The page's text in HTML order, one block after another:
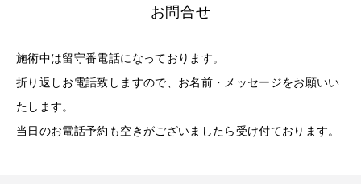
お問合せ
施術中は留守番電話になっております。
折り返しお電話致しますので、お名前・メッセージをお願いい
たします。
当日のお電話予約も空きがございましたら受け付ております。